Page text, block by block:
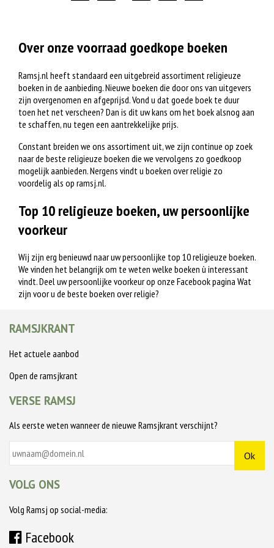
Over onze voorraad goedkope boeken
Ramsj.nl heeft standaard een uitgebreid assortiment religieuze
boeken in de aanbieding. Nieuwe boeken die door ons van uitgevers
zijn overgenomen en afgeprijsd. Vond u dat goede boek te duur
toen het net verscheen? Dan is dit uw kans om het boek alsnog aan
te schaffen, nu tegen een aantrekkelijke prijs.
Constant breiden we ons assortiment uit, we zijn continue op zoek
naar de beste religieuze boeken die we vervolgens zo goedkoop
mogelijk aanbieden. Nergens vindt u boeken over religie zo
voordelig als op ramsj.nl.
Top 10 religieuze boeken, uw persoonlijke
voorkeur
Wij zijn erg benieuwd naar uw persoonlijke top 10 religieuze boeken.
We vinden het belangrijk om te weten welke boeken ù interessant
vindt. Deel uw persoonlijke voorkeur op onze Facebook pagina Wat
zijn voor u de beste boeken over religie?
RAMSJKRANT
Het actuele aanbod
Open de ramsjkrant
VERSE RAMSJ
Als eerste weten wanneer de nieuwe Ramsjkrant verschijnt?
VOLG ONS
Volg Ramsj op social-media:
Facebook